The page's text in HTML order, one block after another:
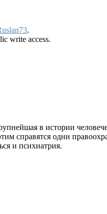
.
write access.
в истории
справятся одни
и психиатрия.